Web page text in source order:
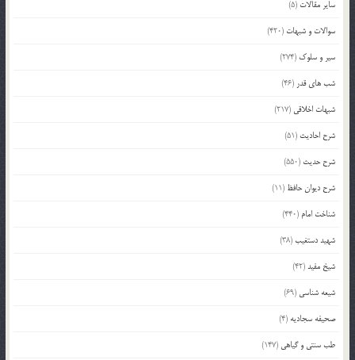
سایر مقالات (5)
سوالات و شبهات (420)
سیر و سلوک (274)
شب های قدر (46)
شبهات اخلاقی (217)
شرح احادیث (51)
شرح حدیث (550)
شرح دیوان حافظ (11)
شناخت امام (440)
شهید دستغیب(38)
شیخ مفید(42)
شیعه شناسی (69)
صحیفه سجادیه (4)
طب سنتی و گیاهی (147)